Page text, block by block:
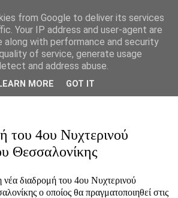
Ιπποκράτειος
του 4ου Νυχτερινού
Θεσσαλονίκης
νέα διαδρομή του 4ου Νυχτερινού
ο οποίος θα πραγματοποιηθεί στις
from Google to deliver its services
Your IP address and user-agent are
along with performance and security
of service, generate usage
and address abuse.
LEARN MORE GOT IT